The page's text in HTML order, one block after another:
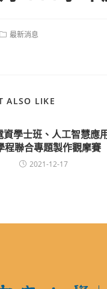
最新消息
ALSO LIKE
資學士班、人工智慧應
程聯合專題製作觀摩賽
2021-12-17